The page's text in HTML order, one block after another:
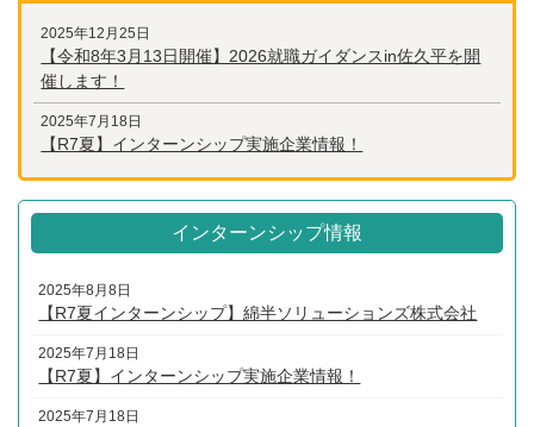
2025年12月25日
【令和8年3月13日開催】2026就職ガイダンスin佐久平を開
催します！
2025年7月18日
【R7夏】インターンシップ実施企業情報！
インターンシップ情報
2025年8月8日
【R7夏インターンシップ】綿半ソリューションズ株式会社
2025年7月18日
【R7夏】インターンシップ実施企業情報！
2025年7月18日